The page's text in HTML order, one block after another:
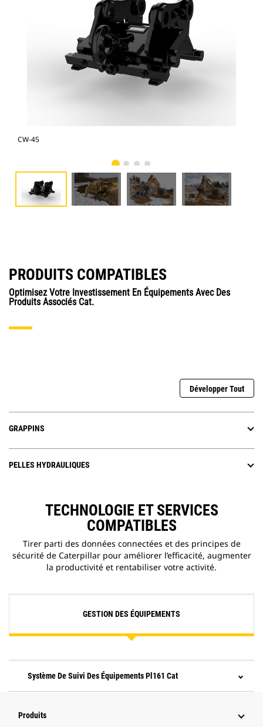
CW-45
PRODUITS COMPATIBLES
Optimisez Votre Investissement En Équipements Avec Des
Produits Associés Cat.
Développer Tout
GRAPPINS
PELLES HYDRAULIQUES
TECHNOLOGIE ET SERVICES
COMPATIBLES
Tirer parti des données connectées et des principes de
sécurité de Caterpillar pour améliorer l’efficacité, augmenter
la productivité et rentabiliser votre activité.
GESTION DES ÉQUIPEMENTS
Système De Suivi Des Équipements Pl161 Cat
Produits